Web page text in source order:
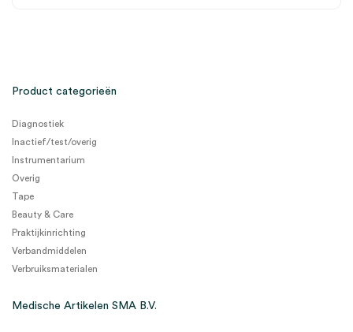
Product categorieën
Diagnostiek
Inactief/test/overig
Instrumentarium
Overig
Tape
Beauty & Care
Praktijkinrichting
Verbandmiddelen
Verbruiksmaterialen
Medische Artikelen SMA B.V.